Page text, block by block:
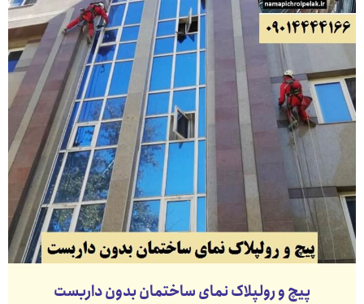
پیچ و رولپلاک نمای ساختمان بدون داربست